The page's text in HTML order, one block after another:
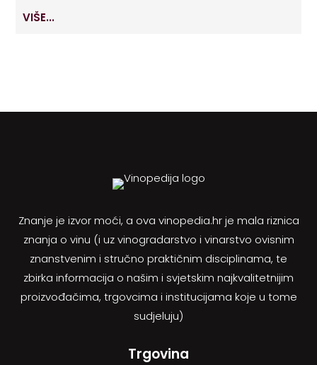
VIŠE...
Znanje je izvor moći, a ova vinopedia.hr je mala riznica
znanja o vinu (i uz vinogradarstvo i vinarstvo ovisnim
znanstvenim i stručno praktičnim disciplinama, te
zbirka informacija o našim i svjetskim najkvalitetnijim
proizvođačima, trgovcima i institucijama koje u tome
sudjeluju)
Trgovina